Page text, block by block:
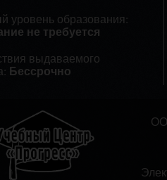
уровень образования:
не требуется
выдаваемого
Бессрочно